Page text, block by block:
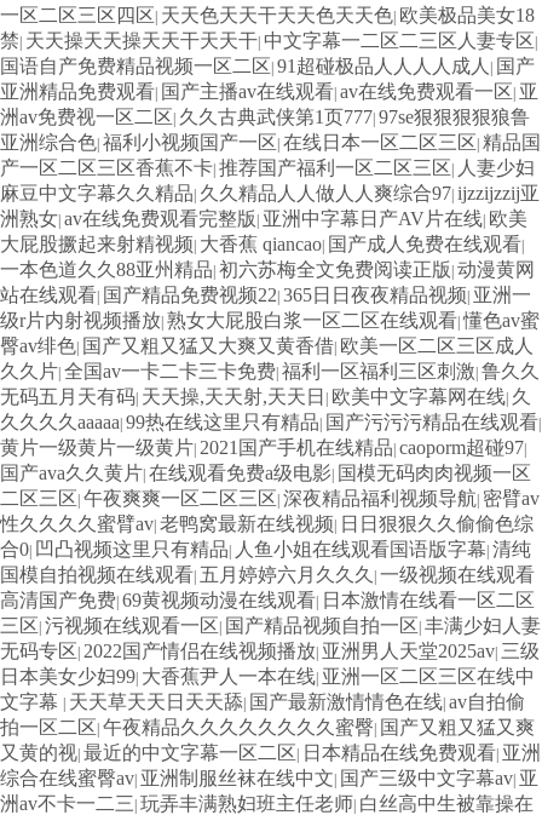
一区二区三区四区| 天天色天天干天天色天天色| 欧美极品美女18
禁| 天天操天天操天天干天天干| 中文字幕一二区二三区人妻专区|
国语自产免费精品视频一区二区| 91超碰极品人人人人成人 | 国产
亚洲精品免费观看| 国产主播av在线观看| av在线免费观看一区| 亚
洲av免费视一区二区| 久久古典武侠第1页777| 97se狠狠狠狠狼鲁
亚洲综合色| 福利小视频国产一区| 在线日本一区二区三区| 精品国
产一区二区三区香蕉不卡| 推荐国产福利一区二区三区| 人妻少妇
麻豆中文字幕久久精品| 久久精品人人做人人爽综合97| ijzzijzzij亚
洲熟女| av在线免费观看完整版 | 亚洲中字幕日产AV片在线| 欧美
大屁股撅起来射精视频| 大香蕉 qiancao| 国产成人免费在线观看|
一本色道久久88亚州精品| 初六苏梅全文免费阅读正版 | 动漫黄网
站在线观看| 国产精品免费视频22| 365日日夜夜精品视频| 亚洲一
级r片内射视频播放| 熟女大屁股白浆一区二区在线观看|懂色av蜜
臀av绯色| 国产又粗又猛又大爽又黄香借| 欧美一区二区三区成人
久久片| 全国av一卡二卡三卡免费| 福利一区福利三区刺激| 鲁久久
无码五月天有码| 天天操,天天射,天天日 | 欧美中文字幕网在线| 久
久久久久aaaaa| 99热在线这里只有精品| 国产污污污精品在线观看|
黄片一级黄片一级黄片| 2021国产手机在线精品| caoporm超碰97|
国产ava久久黄片| 在线观看免费a级电影| 国模无码肉肉视频一区
二区三区| 午夜爽爽一区二区三区| 深夜精品福利视频导航| 密臂av
性久久久久蜜臂av| 老鸭窝最新在线视频| 日日狠狠久久偷偷色综
合0| 凹凸视频这里只有精品| 人鱼小姐在线观看国语版字幕| 清纯
国模自拍视频在线观看| 五月婷婷六月久久久 | 一级视频在线观看
高清国产免费| 69黄视频动漫在线观看| 日本激情在线看一区二区
三区| 污视频在线观看一区| 国产精品视频自拍一区| 丰满少妇人妻
无码专区| 2022国产情侣在线视频播放| 亚洲男人天堂2025av| 三级
日本美女少妇99| 大香蕉尹人一本在线| 亚洲一区二区三区在线中
文字幕 | 天天草天天日天天舔| 国产最新激情情色在线| av自拍偷
拍一区二区| 午夜精品久久久久久久久久蜜臀| 国产又粗又猛又爽
又黄的视| 最近的中文字幕一区二区| 日本精品在线免费观看| 亚洲
综合在线蜜臀av| 亚洲制服丝袜在线中文| 国产三级中文字幕av| 亚
洲av不卡一二三| 玩弄丰满熟妇班主任老师| 白丝高中生被靠操在